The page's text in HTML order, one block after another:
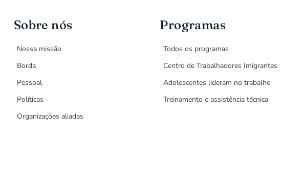
Sobre nós
Nossa missão
Borda
Pessoal
Políticas
Organizações aliadas
Programas
Todos os programas
Centro de Trabalhadores Imigrantes
Adolescentes lideram no trabalho
Treinamento e assistência técnica